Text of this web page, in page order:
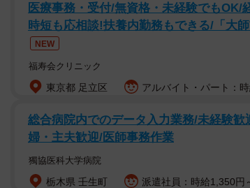
医療事務・受付/無資格・未経験でもOK/
時短も応相談!扶養内勤務もできる/「大
NEW
福寿会クリニック
東京都 足立区 アルバイト・パート：
総合病院内でのデータ入力業務/未経験
婦・主夫歓迎/医師事務作業
獨協医科大学病院
栃木県 壬生町 派遣社員：時給1,350円